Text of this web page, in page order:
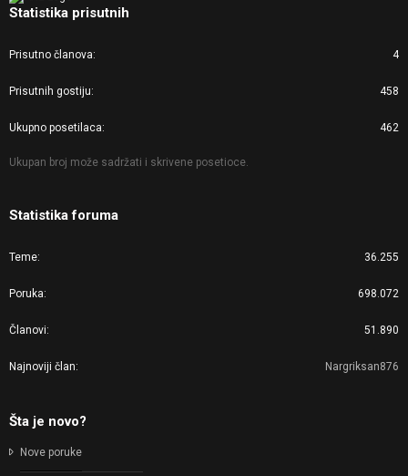
Statistika prisutnih
Prisutno članova 4
Prisutnih gostiju 458
Ukupno posetilaca 462
Ukupan broj može sadržati i skrivene posetioce.
Statistika foruma
Teme 36.255
Poruka 698.072
Članovi 51.890
Najnoviji član Nargriksan876
Šta je novo?
Nove poruke